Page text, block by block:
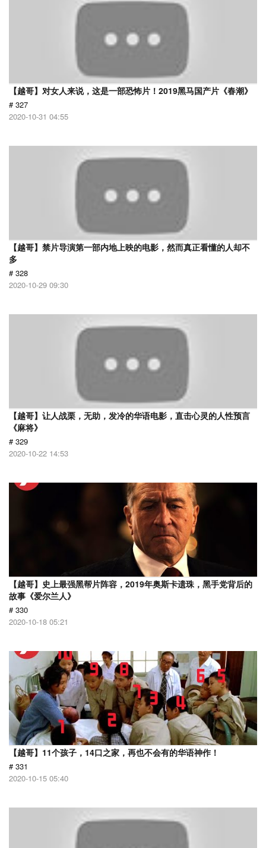
【越哥】对女人来说，这是一部恐怖片！2019黑马国产片《春潮》
# 327
2020-10-31 04:55
【越哥】禁片导演第一部内地上映的电影，然而真正看懂的人却不
多
# 328
2020-10-29 09:30
【越哥】让人战栗，无助，发冷的华语电影，直击心灵的人性预言
《麻将》
# 329
2020-10-22 14:53
【越哥】史上最强黑帮片阵容，2019年奥斯卡遗珠，黑手党背后的
故事《爱尔兰人》
# 330
2020-10-18 05:21
【越哥】11个孩子，14口之家，再也不会有的华语神作！
# 331
2020-10-15 05:40